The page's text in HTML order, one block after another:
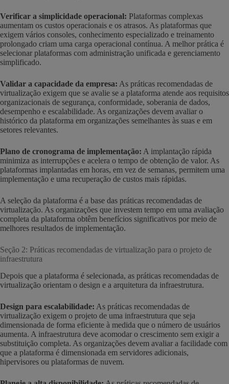
Verificar a simplicidade operacional: Plataformas complexas
aumentam os custos operacionais e os atrasos. As plataformas que
exigem vários consoles, conhecimento especializado e treinamento
prolongado criam uma carga operacional contínua. A melhor prática é
selecionar plataformas com administração unificada e gerenciamento
simplificado.
Validar a capacidade da empresa: As práticas recomendadas de
virtualização exigem que se avalie se a plataforma atende aos requisitos
organizacionais de segurança, conformidade, soberania de dados,
desempenho e escalabilidade. As organizações devem avaliar o
histórico da plataforma em organizações semelhantes às suas e em
setores relevantes.
Plano de cronograma de implementação: A implantação rápida
minimiza as interrupções e acelera o tempo de obtenção de valor. As
plataformas implantadas em horas, em vez de semanas, permitem uma
implementação e uma recuperação de custos mais rápidas.
A seleção da plataforma é a base das práticas recomendadas de
virtualização. As organizações que investem tempo em uma avaliação
completa da plataforma obtêm benefícios significativos por meio de
melhores resultados de implementação.
Seção 2: Práticas recomendadas de virtualização para o projeto de
infraestrutura
Depois que a plataforma é selecionada, as práticas recomendadas de
virtualização orientam o design e a arquitetura da infraestrutura.
Design para escalabilidade: As práticas recomendadas de
virtualização exigem o projeto de uma infraestrutura que seja
dimensionada de forma eficiente à medida que o número de usuários
aumenta. A infraestrutura deve acomodar o crescimento sem exigir a
substituição completa. As organizações devem avaliar a facilidade com
que a plataforma é dimensionada em servidores adicionais,
hipervisores ou plataformas de nuvem.